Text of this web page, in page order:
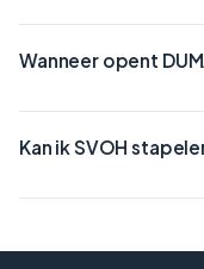
Wanneer opent
Kan ik SVOH